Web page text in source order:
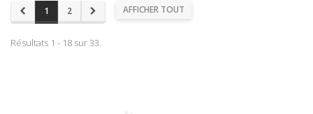
AFFICHER TOUT
1 2
Résultats 1 - 18 sur 33.